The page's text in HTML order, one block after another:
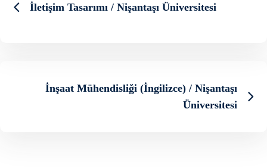
İletişim Tasarımı / Nişantaşı Üniversitesi
İnşaat Mühendisliği (İngilizce) / Nişantaşı
Üniversitesi